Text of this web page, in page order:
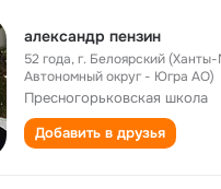
александр пензин
52 года,г. Белоярский
Автономный округ - Югра АО)
Пресногорьковская школа
Добавить в друзья